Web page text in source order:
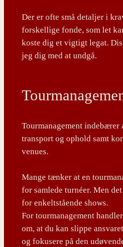
Der er ofte små detaljer i
forskellige fonde, som let
koste dig et vigtigt legat.
jeg dig med at undgå.
Tourmanagement indebærer
transport og ophold samt
venues.
Mange tænker at en
for samlede turnéer. Men
for enkeltstående shows.
For tourmanagement
om, at du kan slippe
og fokusere på den